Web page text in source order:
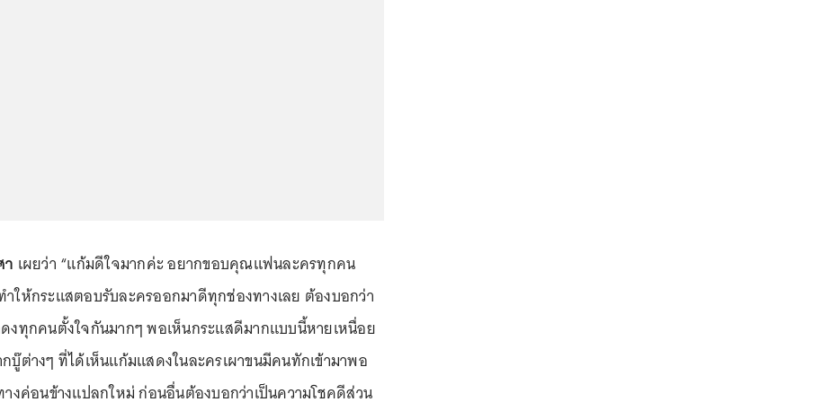
เผยว่า “แก้มดีใจมากค่ะ อยากขอบคุณแฟนละครทุกคน
ให้กระแสตอบรับละครออกมาดีทุกช่องทางเลย ต้องบอกว่า
งทุกคนตั้งใจกันมากๆ พอเห็นกระแสดีมากแบบนี้หายเหนื่อย
บู๊ต่างๆ ที่ได้เห็นแก้มแสดงในละครเผาขนมีคนทักเข้ามาพอ
งค่อนข้างแปลกใหม่ ก่อนอื่นต้องบอกว่าเป็นความโชคดีส่วน